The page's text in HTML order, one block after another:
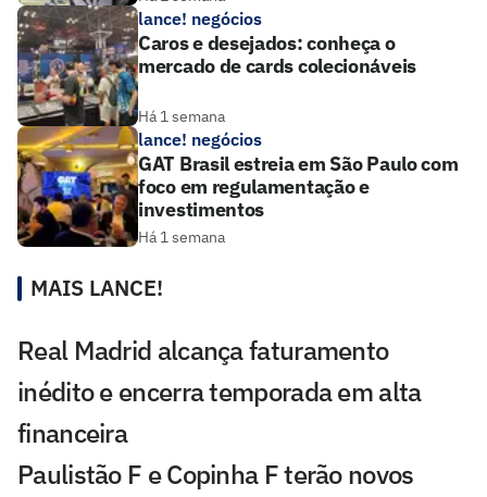
lance! negócios
Caros e desejados: conheça o
mercado de cards colecionáveis
Há 1 semana
lance! negócios
GAT Brasil estreia em São Paulo com
foco em regulamentação e
investimentos
Há 1 semana
MAIS LANCE!
Real Madrid alcança faturamento
inédito e encerra temporada em alta
financeira
Paulistão F e Copinha F terão novos